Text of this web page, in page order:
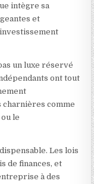
intègre sa
et
un luxe réservé
ont tout
charnières comme
le
Les lois
de finances, et
à des